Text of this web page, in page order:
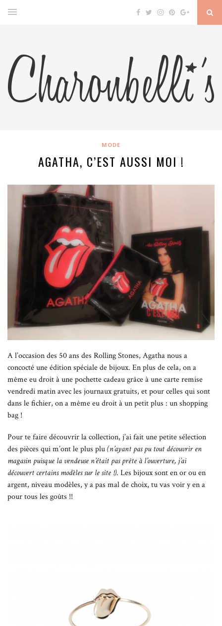
MODE
AGATHA, C’EST AUSSI MOI !
A l’occasion des 50 ans des Rolling Stones, Agatha nous a
concocté une édition spéciale de bijoux. En plus de cela, on a
même eu droit à une pochette cadeau grâce à une carte remise
vendredi matin avec les journaux gratuits, et pour celles qui sont
dans le fichier, on a même eu droit à un petit plus : un shopping
bag !
Pour te faire découvrir la collection, j’ai fait une petite sélection
des pièces qui m’ont le plus plu(n’ayant pas pu tout découvrir en
magasin puisque la vendeuse n’était pas prête à l’ouverture, j’ai
découvert certains modèles sur le site !). Les bijoux sont en or ou en
argent, niveau modèles, y a pas mal de choix, tu vas voir y en a
pour tous les goûts !!